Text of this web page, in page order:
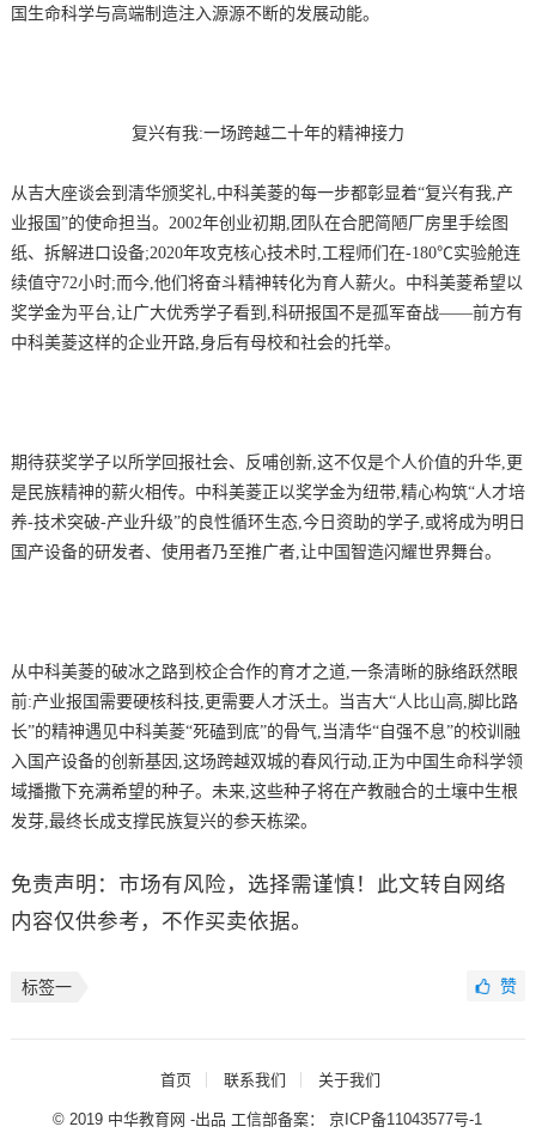
国生命科学与高端制造注入源源不断的发展动能。
复兴有我:一场跨越二十年的精神接力
从吉大座谈会到清华颁奖礼,中科美菱的每一步都彰显着“复兴有我,产
业报国”的使命担当。2002年创业初期,团队在合肥简陋厂房里手绘图
纸、拆解进口设备;2020年攻克核心技术时,工程师们在-180℃实验舱连
续值守72小时;而今,他们将奋斗精神转化为育人薪火。中科美菱希望以
奖学金为平台,让广大优秀学子看到,科研报国不是孤军奋战——前方有
中科美菱这样的企业开路,身后有母校和社会的托举。
期待获奖学子以所学回报社会、反哺创新,这不仅是个人价值的升华,更
是民族精神的薪火相传。中科美菱正以奖学金为纽带,精心构筑“人才培
养-技术突破-产业升级”的良性循环生态,今日资助的学子,或将成为明日
国产设备的研发者、使用者乃至推广者,让中国智造闪耀世界舞台。
从中科美菱的破冰之路到校企合作的育才之道,一条清晰的脉络跃然眼
前:产业报国需要硬核科技,更需要人才沃土。当吉大“人比山高,脚比路
长”的精神遇见中科美菱“死磕到底”的骨气,当清华“自强不息”的校训融
入国产设备的创新基因,这场跨越双城的春风行动,正为中国生命科学领
域播撒下充满希望的种子。未来,这些种子将在产教融合的土壤中生根
发芽,最终长成支撑民族复兴的参天栋梁。
免责声明：市场有风险，选择需谨慎！此文转自网络
内容仅供参考，不作买卖依据。
标签一 赞
首页 联系我们 关于我们
© 2019 中华教育网 -出品 工信部备案：京ICP备11043577号-1